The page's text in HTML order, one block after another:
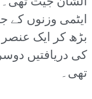
ایٹمی وزنوں
بڑھ کر ایک
کی دریافتیں
تھی۔